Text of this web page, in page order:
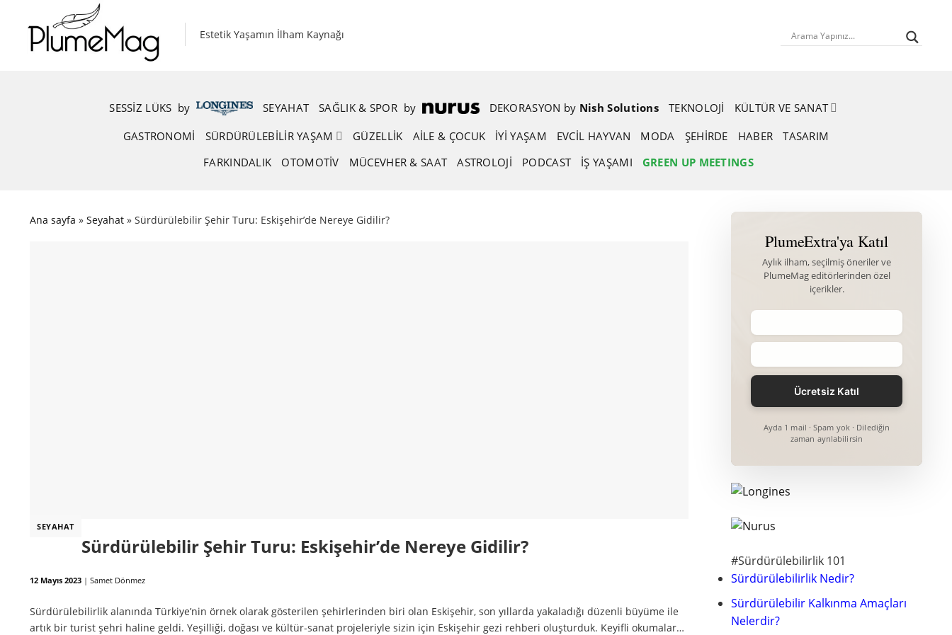
content
Estetik Yaşamın İlham Kaynağı
SESSIZ LÜKS by SEYAHAT SAĞLIK & SPOR by DEKORASYON by Nish Solutions TEKNOLOJI
KÜLTÜR VE SANAT
GASTRONOMI
SÜRDÜRÜLEBILIR YAŞAM GÜZELLIK AİLE & ÇOCUK İYİ YAŞAM EVCIL HAYVAN MODA ŞEHIRDE HABER
TASARIM
FARKINDALIK
OTOMOTIV MÜCEVHER & SAAT ASTROLOJI PODCAST İŞ YAŞAMI GREEN UP MEETINGS
Ana sayfa » Seyahat » Sürdürülebilir Şehir Turu: Eskişehir’de Nereye Gidilir?
SEYAHAT
Sürdürülebilir Şehir Turu: Eskişehir’de Nereye Gidilir?
12 Mayıs 2023 | Samet Dönmez
Sürdürülebilirlik alanında Türkiye’nin örnek olarak gösterilen şehirlerinden biri olan Eskişehir, son yıllarda yakaladığı düzenli büyüme ile
artık bir turist şehri haline geldi. Yeşilliği, doğası ve kültür-sanat projeleriyle sizin için Eskişehir gezi rehberi oluşturduk. Keyifli okumalar…
PlumeExtra'ya Katıl
Aylık ilham, seçilmiş öneriler ve
PlumeMag editörlerinden özel
içerikler.
Ayda 1 mail · Spam yok · Dilediğin
zaman ayrılabilirsin
#Sürdürülebilirlik 101
Sürdürülebilirlik Nedir?
Sürdürülebilir Kalkınma Amaçları
Nelerdir?